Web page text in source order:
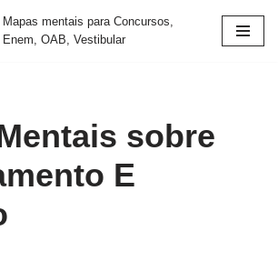
Mapas mentais para Concursos,
Enem, OAB, Vestibular
sobre
E